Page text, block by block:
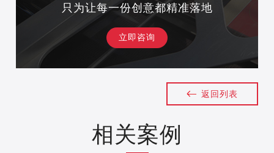
只为让每一份创意都精准落地
立即咨询
返回列表
相关案例